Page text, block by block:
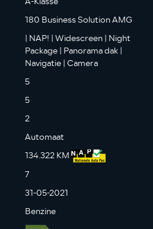
180 Business Solution AMG
| NAP! | Widescreen | Night
Package | Panorama dak |
Navigatie | Camera
5
5
2
Automaat
134.322 KM
7
31-05-2021
Benzine